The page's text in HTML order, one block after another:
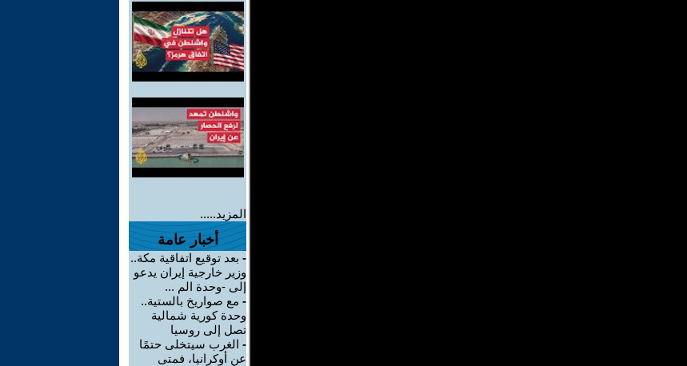
المزيد.....
أخبار عامة
- بعد توقيع اتفاقية مكة..
وزير خارجية إيران يدعو
إلى -وحدة الم ...
- مع صواريخ بالستية..
وحدة كورية شمالية
تصل إلى روسيا
- الغرب سيتخلى حتمًا
عن أوكرانيا، فمتى